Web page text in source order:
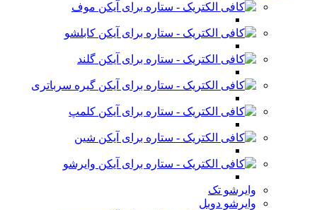
موف
کابلشو
گلند
گیره سرباتری
کلمپ
شین
وایرشو
وایرشو تک
وایرشو دوبل